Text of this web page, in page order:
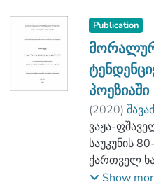
Publication
პოეზიაში
(2020)
;
ვაჟა-
საუკუნის
ქართველ
ქართველი
Show